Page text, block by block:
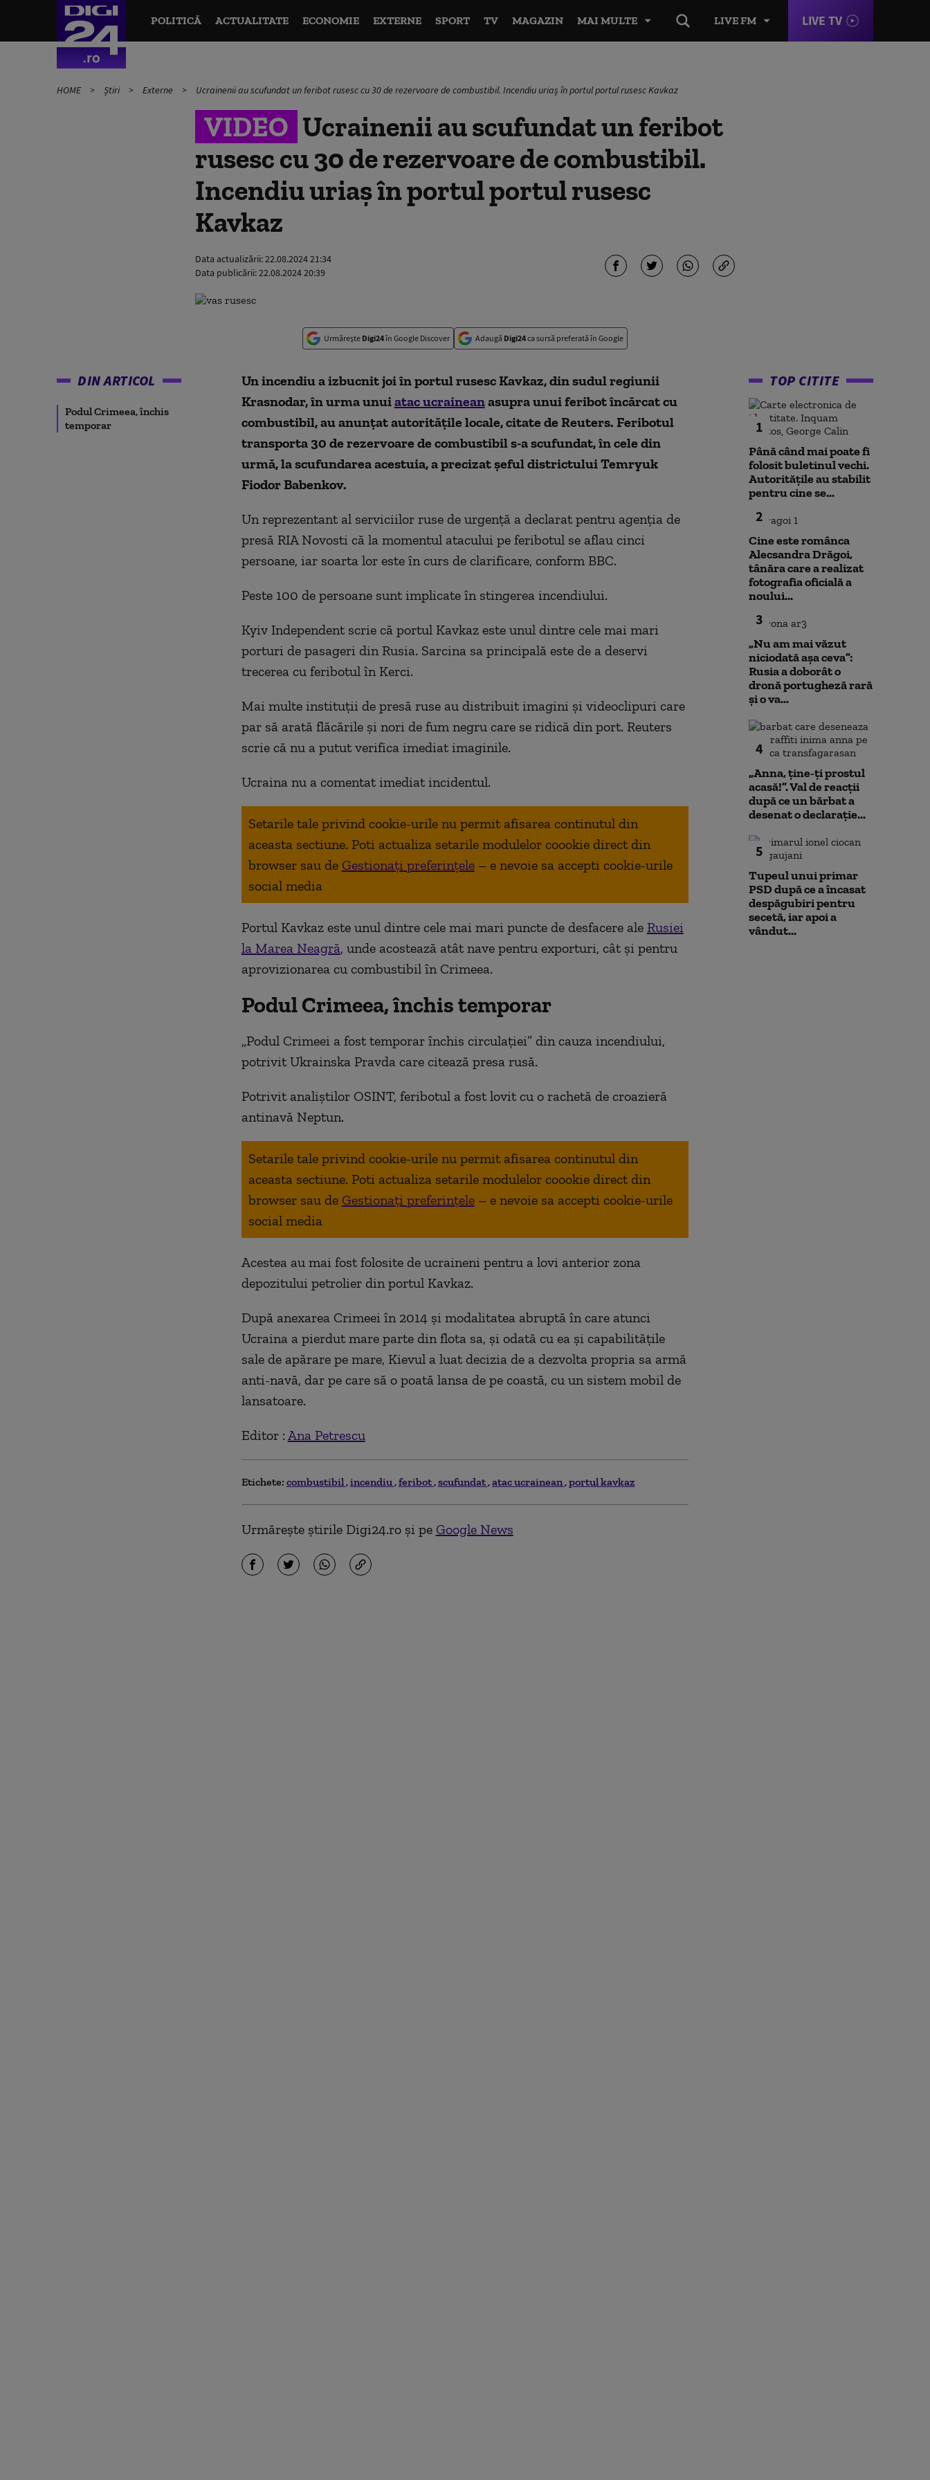
LIVE FM LIVE TV
POLITICĂ ACTUALITATE ECONOMIE EXTERNE SPORT TV MAGAZIN MAI MULTE
HOME Știri Externe Ucrainenii au scufundat un feribot rusesc cu 30 de rezervoare de combustibil. Incendiu uriaș în portul portul rusesc Kavkaz
VIDEO Ucrainenii au scufundat un feribot
rusesc cu 30 de rezervoare de combustibil.
Incendiu uriaș în portul portul rusesc
Kavkaz
Data actualizării:22.08.2024 21:34
Data publicării:22.08.2024 20:39
Urmărește Digi24în Google Discover Adaugă Digi24ca sursă preferată în Google
DIN ARTICOL
Podul Crimeea, închis
temporar
Un incendiu a izbucnit joi în portul rusesc Kavkaz, din sudul regiunii
Krasnodar, în urma unuiatac ucraineanasupra unui feribot încărcat cu
combustibil, au anunțat autoritățile locale, citate de Reuters. Feribotul
transporta 30 de rezervoare de combustibil s-a scufundat, în cele din
urmă, la scufundarea acestuia, a precizat șeful districtului Temryuk
Fiodor Babenkov.
Un reprezentant al serviciilor ruse de urgență a declarat pentru agenția de
presă RIA Novosti că la momentul atacului pe feribotul se aflau cinci
persoane, iar soarta lor este în curs de clarificare, conform BBC.
Peste 100 de persoane sunt implicate în stingerea incendiului.
Kyiv Independent scrie că portul Kavkaz este unul dintre cele mai mari
porturi de pasageri din Rusia. Sarcina sa principală este de a deservi
trecerea cu feribotul în Kerci.
Mai multe instituții de presă ruse au distribuit imagini și videoclipuri care
par să arată flăcările și nori de fum negru care se ridică din port. Reuters
scrie că nu a putut verifica imediat imaginile.
Ucraina nu a comentat imediat incidentul.
Setarile tale privind cookie-urile nu permit afisarea continutul din
aceasta sectiune. Poti actualiza setarile modulelor coookie direct din
browser sau de Gestionați preferințele – e nevoie sa accepti cookie-urile
social media
Portul Kavkaz este unul dintre cele mai mari puncte de desfacere ale Rusiei
la Marea Neagră, unde acostează atât nave pentru exporturi, cât și pentru
aprovizionarea cu combustibil în Crimeea.
Podul Crimeea, închis temporar
„Podul Crimeei a fost temporar închis circulației” din cauza incendiului,
potrivit Ukrainska Pravda care citează presa rusă.
Potrivit analiștilor OSINT, feribotul a fost lovit cu o rachetă de croazieră
antinavă Neptun.
Setarile tale privind cookie-urile nu permit afisarea continutul din
aceasta sectiune. Poti actualiza setarile modulelor coookie direct din
browser sau de Gestionați preferințele – e nevoie sa accepti cookie-urile
social media
Acestea au mai fost folosite de ucraineni pentru a lovi anterior zona
depozitului petrolier din portul Kavkaz.
După anexarea Crimeei în 2014 și modalitatea abruptă în care atunci
Ucraina a pierdut mare parte din flota sa, și odată cu ea și capabilitățile
sale de apărare pe mare, Kievul a luat decizia de a dezvolta propria sa armă
anti-navă, dar pe care să o poată lansa de pe coastă, cu un sistem mobil de
lansatoare.
Editor : Ana Petrescu
Etichete: combustibil incendiu feribot scufundat atac ucrainean portul kavkaz
Urmărește știrile Digi24.ro și pe Google News
TOP CITITE
1
Până când mai poate fi
folosit buletinul vechi.
Autoritățile au stabilit
pentru cine se...
2
Cine este românca
Alecsandra Drăgoi,
tânăra care a realizat
fotografia oficială a
noului...
3
„Nu am mai văzut
niciodată așa ceva”:
Rusia a doborât o
dronă portugheză rară
și o va...
4
„Anna, ţine-ţi prostul
acasă!”. Val de reacții
după ce un bărbat a
desenat o declarație...
5
Tupeul unui primar
PSD după ce a încasat
despăgubiri pentru
secetă, iar apoi a
vândut...